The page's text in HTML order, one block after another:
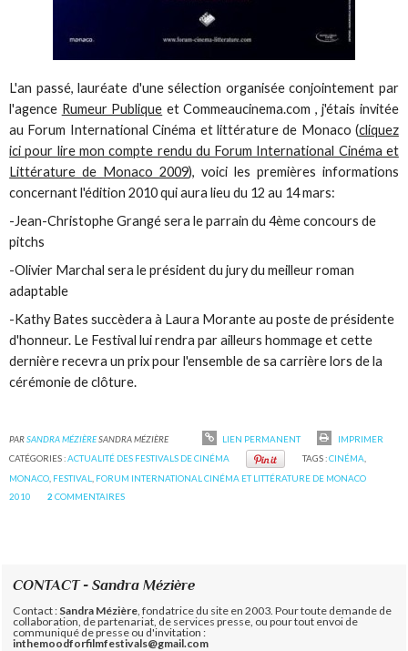
L'an passé, lauréate d'une sélection organisée conjointement par
l'agence Rumeur Publique et Commeaucinema.com , j'étais invitée
au Forum International Cinéma et littérature de Monaco (cliquez
ici pour lire mon compte rendu du Forum International Cinéma et
Littérature de Monaco 2009), voici les premières informations
concernant l'édition 2010 qui aura lieu du 12 au 14 mars:
-Jean-Christophe Grangé sera le parrain du 4ème concours de
pitchs
-Olivier Marchal sera le président du jury du meilleur roman
adaptable
-Kathy Bates succèdera à Laura Morante au poste de présidente
d'honneur. Le Festival lui rendra par ailleurs hommage et cette
dernière recevra un prix pour l'ensemble de sa carrière lors de la
cérémonie de clôture.
PARSANDRA MÉZIÈRESANDRA MÉZIÈRE LIEN PERMANENT
IMPRIMER
CATÉGORIES :ACTUALITÉ DES FESTIVALS DE CINÉMA TAGS :CINÉMA
MONACO FESTIVAL
FORUM INTERNATIONAL CINÉMA ET LITTÉRATURE DE MONACO
2010
2 COMMENTAIRES
CONTACT - Sandra Mézière
Contact : Sandra Mézière , fondatrice du site en 2003. Pour toute demande de
collaboration, de partenariat, de services presse, ou pour tout envoi de
communiqué de presse ou d'invitation :
inthemoodforfilmfestivals@gmail.com